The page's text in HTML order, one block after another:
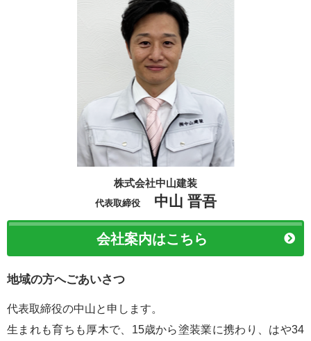
株式会社中山建装
代表取締役 中山 晋吾
会社案内はこちら
地域の方へごあいさつ
代表取締役の中山と申します。
生まれも育ちも厚木で、15歳から塗装業に携わり、はや34